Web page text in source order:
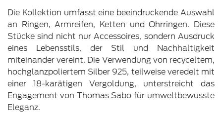
Die Kollektion umfasst eine beeindruckende Auswahl
an Ringen, Armreifen, Ketten und Ohrringen. Diese
Stücke sind nicht nur Accessoires, sondern Ausdruck
eines Lebensstils, der Stil und Nachhaltigkeit
miteinander vereint. Die Verwendung von recyceltem,
hochglanzpoliertem Silber 925, teilweise veredelt mit
einer 18-karätigen Vergoldung, unterstreicht das
Engagement von Thomas Sabo für umweltbewusste
Eleganz.